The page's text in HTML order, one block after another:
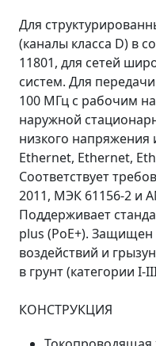
Для
(каналы класса D) в
11801, для сетей
систем. Для
100 МГц с рабочим
наружной
низкого
Ethernet, Ethernet,
Соответствует
2011, МЭК 61156-2 и
Поддерживает
plus (PoE+). Защищен
воздействий и
в грунт (категории I-
КОНСТРУКЦИЯ